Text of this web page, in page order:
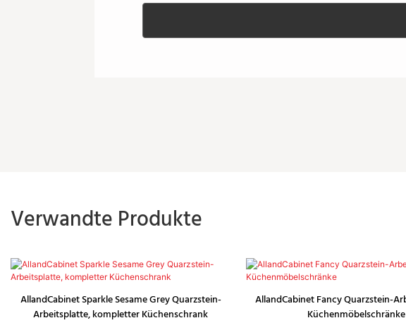
Verwandte Produkte
AllandCabinet Sparkle Sesame Grey Quarzstein-
Arbeitsplatte, kompletter Küchenschrank
AllandCabinet Fancy Quarzstein-
Küchenmöbelschränke